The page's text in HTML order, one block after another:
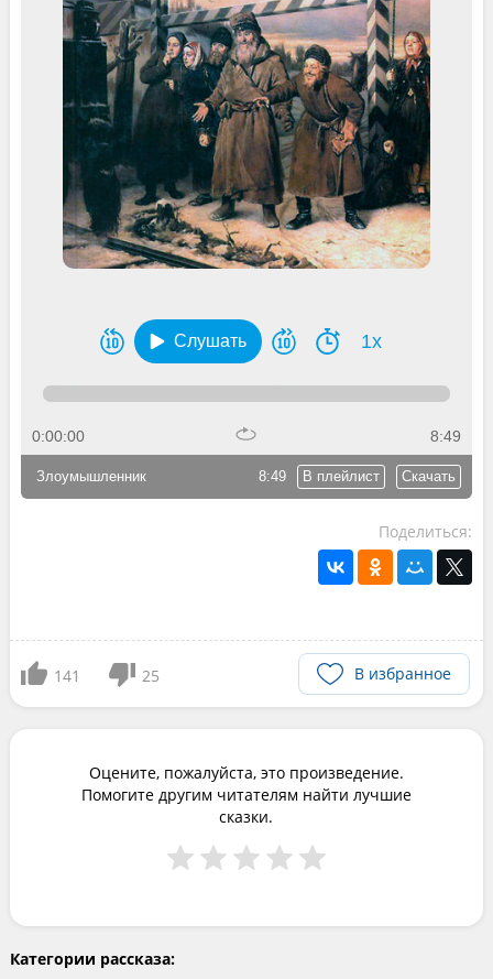
Слушать 1x
0:00:00 8:49
8:49 В плейлист Скачать
Злоумышленник
Поделиться:
141 25 В избранное
Оцените, пожалуйста, это произведение.
Помогите другим читателям найти лучшие
сказки.
Категории рассказа: